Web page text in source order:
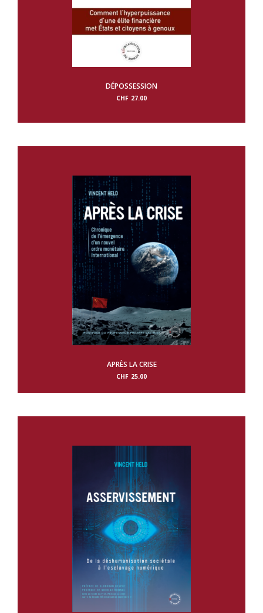
DÉPOSSESSION
CHF 27.00
APRÈS LA CRISE
CHF 25.00